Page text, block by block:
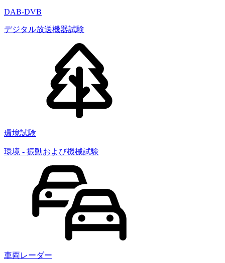
DAB-DVB
デジタル放送機器試験
環境試験
環境 - 振動および機械試験
車両レーダー